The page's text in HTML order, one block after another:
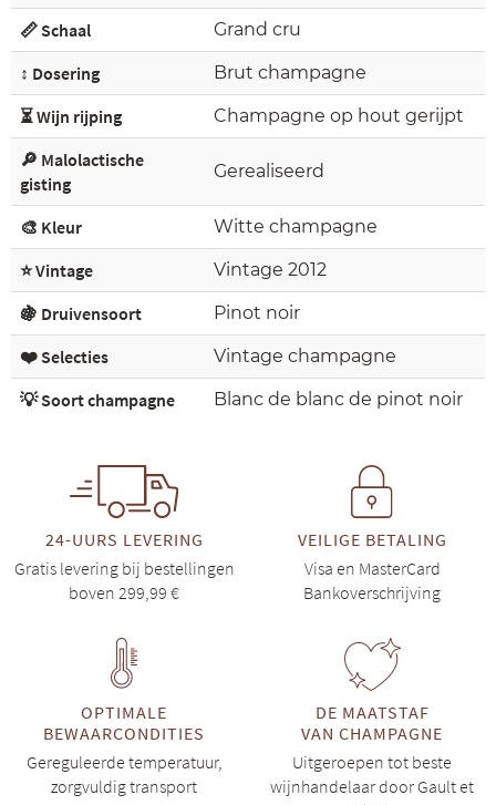
📏 Schaal Grand cru
↕️ Dosering Brut champagne
⏳ Wijn rijping Champagne op hout gerijpt
🔎 Malolactische
gisting
Gerealiseerd
🎨 Kleur Witte champagne
⭐ Vintage Vintage 2012
🍇 Druivensoort Pinot noir
❤️ Selecties Vintage champagne
💡 Soort champagne Blanc de blanc de pinot noir
24-UURS LEVERING
Gratis levering bij bestellingen
boven 299,99 €
VEILIGE BETALING
Visa en MasterCard
Bankoverschrijving
OPTIMALE
BEWAARCONDITIES
Gereguleerde temperatuur,
zorgvuldig transport
DE MAATSTAF
VAN CHAMPAGNE
Uitgeroepen tot beste
wijnhandelaar door Gault et